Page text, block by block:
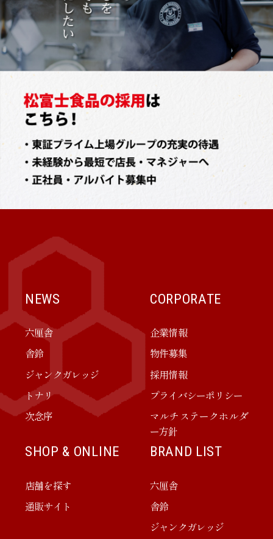
NEWS
六厘舎
舎鈴
ジャンクガレッジ
トナリ
次念序
CORPORATE
企業情報
物件募集
採用情報
プライバシーポリシー
マルチステークホルダ
ー方針
SHOP & ONLINE
店舗を探す
通販サイト
BRAND LIST
六厘舎
舎鈴
ジャンクガレッジ